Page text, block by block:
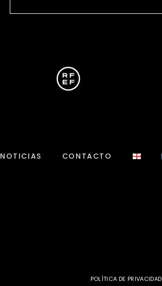
NOTICIAS CONTACTO
POLÍTICA DE PRIVACIDAD